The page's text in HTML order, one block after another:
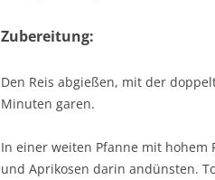
Zubereitung:
Den Reis abgießen, mit der
Minuten garen.
In einer weiten Pfanne mit hohem
und Aprikosen darin andünsten.